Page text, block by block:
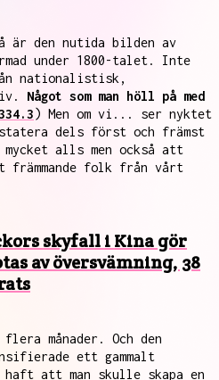
är den nutida bilden av
under 1800-talet. Inte
nationalistisk,
Något som man höll på med
) Men om vi... ser nyktet
dels först och främst
alls men också att
främmande folk från vårt
skyfall i Kina gör
av översvämning, 38
månader. Och den
ett gammalt
haft att man skulle skapa en